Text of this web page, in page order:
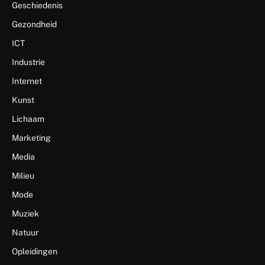
Geschiedenis
Gezondheid
ICT
Industrie
Internet
Kunst
Lichaam
Marketing
Media
Milieu
Mode
Muziek
Natuur
Opleidingen